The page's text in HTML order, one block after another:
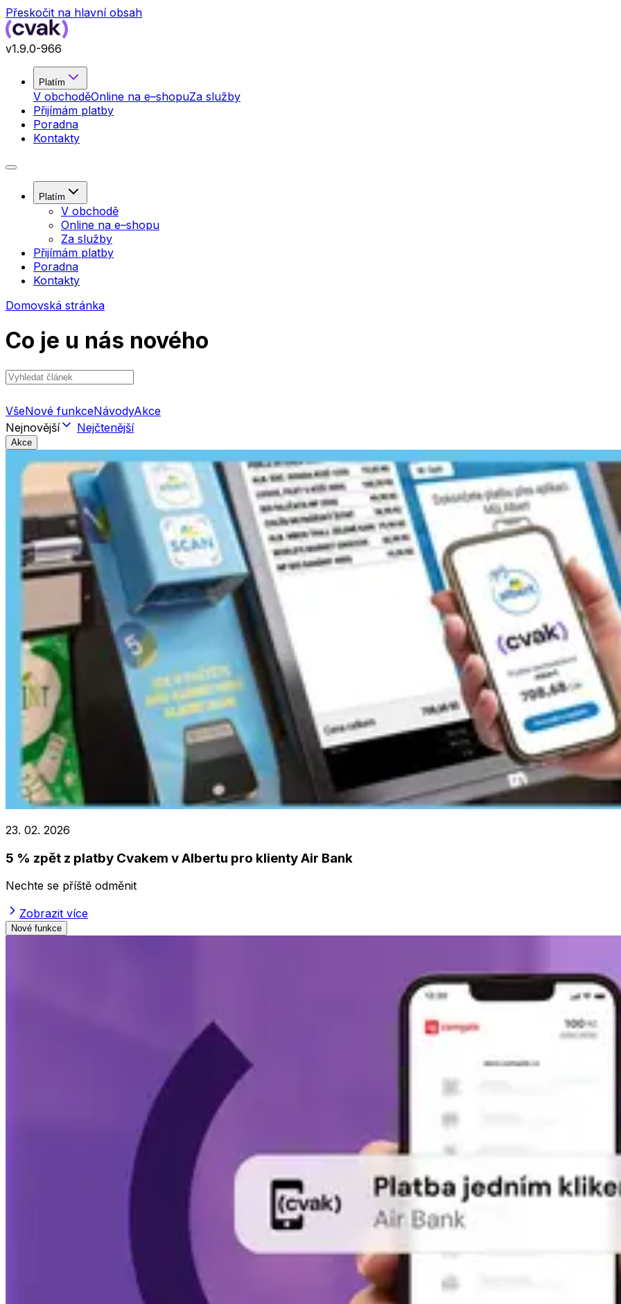
Přeskočit na hlavní obsah
v1.9.0-966
Platím
V obchoděOnline na e–shopuZa služby
Přijímám platby
Poradna
Kontakty
Platím
V obchodě
Online na e–shopu
Za služby
Přijímám platby
Poradna
Kontakty
Domovská stránka
Co je u nás nového
VšeNové funkceNávodyAkce
Nejnovější
Nejčtenější
Akce
23. 02. 2026
5 % zpět z platby Cvakem v Albertu pro klienty Air Bank
Nechte se příště odměnit
Zobrazit více
Nové funkce